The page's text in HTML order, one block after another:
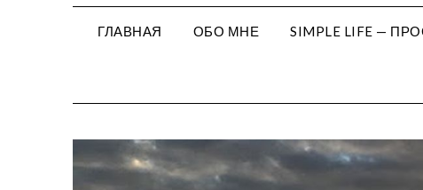
ГЛАВНАЯ ОБО МНЕ SIMPLE LIFE —